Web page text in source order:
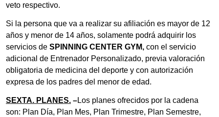
veto respectivo.
Si la persona que va a realizar su afiliación es mayor de 12
años y menor de 14 años, solamente podrá adquirir los
servicios de SPINNING CENTER GYM, con el servicio
adicional de Entrenador Personalizado, previa valoración
obligatoria de medicina del deporte y con autorización
expresa de los padres del menor de edad.
SEXTA. PLANES. –Los planes ofrecidos por la cadena
son: Plan Día, Plan Mes, Plan Trimestre, Plan Semestre,